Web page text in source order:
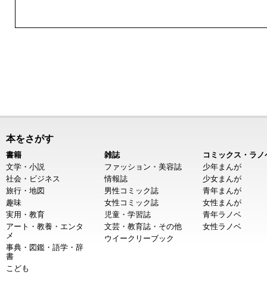
本をさがす
書籍
文学・小説
社会・ビジネス
旅行・地図
趣味
実用・教育
アート・教養・エンタ
メ
事典・図鑑・語学・辞
書
こども
雑誌
ファッション・美容誌
情報誌
男性コミック誌
女性コミック誌
児童・学習誌
文芸・教育誌・その他
ウイークリーブック
コミックス・ラノ
少年まんが
少女まんが
青年まんが
女性まんが
青年ラノベ
女性ラノベ